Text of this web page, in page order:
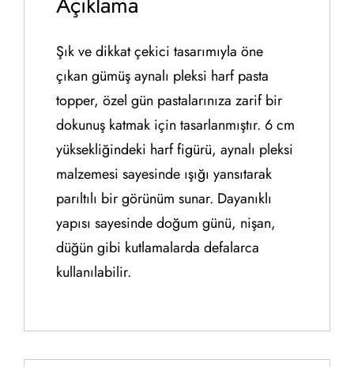
Şık ve dikkat çekici tasarımıyla öne
çıkan gümüş aynalı pleksi harf pasta
topper, özel gün pastalarınıza zarif bir
dokunuş katmak için tasarlanmıştır. 6 cm
yüksekliğindeki harf figürü, aynalı pleksi
malzemesi sayesinde ışığı yansıtarak
parıltılı bir görünüm sunar. Dayanıklı
yapısı sayesinde doğum günü, nişan,
düğün gibi kutlamalarda defalarca
kullanılabilir.